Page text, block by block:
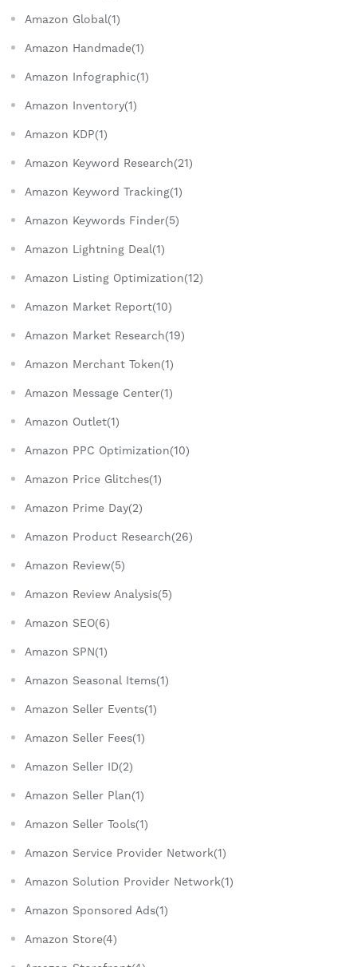
Amazon Global(1)
Amazon Handmade(1)
Amazon Infographic(1)
Amazon Inventory(1)
Amazon KDP(1)
Amazon Keyword Research(21)
Amazon Keyword Tracking(1)
Amazon Keywords Finder(5)
Amazon Lightning Deal(1)
Amazon Listing Optimization(12)
Amazon Market Report(10)
Amazon Market Research(19)
Amazon Merchant Token(1)
Amazon Message Center(1)
Amazon Outlet(1)
Amazon PPC Optimization(10)
Amazon Price Glitches(1)
Amazon Prime Day(2)
Amazon Product Research(26)
Amazon Review(5)
Amazon Review Analysis(5)
Amazon SEO(6)
Amazon SPN(1)
Amazon Seasonal Items(1)
Amazon Seller Events(1)
Amazon Seller Fees(1)
Amazon Seller ID(2)
Amazon Seller Plan(1)
Amazon Seller Tools(1)
Amazon Service Provider Network(1)
Amazon Solution Provider Network(1)
Amazon Sponsored Ads(1)
Amazon Store(4)